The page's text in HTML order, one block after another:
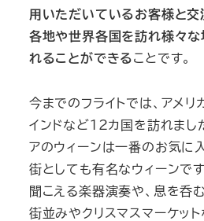
用いただいているお客様と交
各地や世界各国を訪れ様々
れることができることです。
今までのフライトでは、アメリ
インドなど12カ国を訪れまし
アのウィーンは一番のお気に
街としても有名なウィーンで
聞こえる楽器演奏や、息を呑
街並みやクリスマスマーケッ